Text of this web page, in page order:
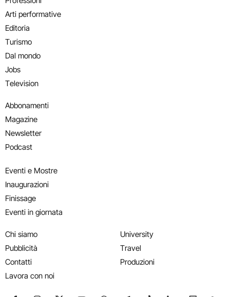
Arti performative
Editoria
Turismo
Dal mondo
Jobs
Television
Abbonamenti
Magazine
Newsletter
Podcast
Eventi e Mostre
Inaugurazioni
Finissage
Eventi in giornata
Chi siamo
Pubblicità
Contatti
Lavora con noi
University
Travel
Produzioni